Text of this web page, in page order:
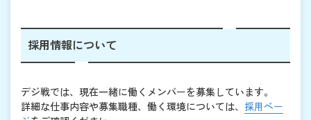
採用情報について
デジ戦では、現在一緒に働くメンバーを募集しています。
詳細な仕事内容や募集職種、働く環境については、 採用ペー